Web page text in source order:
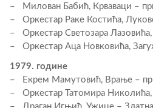
– Милован Бабић, Крваваци –
– Оркестар Раке Костића,
– Оркестар Светозара
– Оркестар Аца Новковића,
1979. године
– Екрем Мамутовић, Врање –
– Оркестар Татомира